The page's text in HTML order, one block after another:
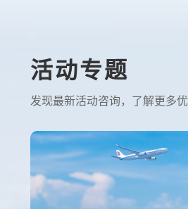
活动专题
发现最新活动咨询，了解更多